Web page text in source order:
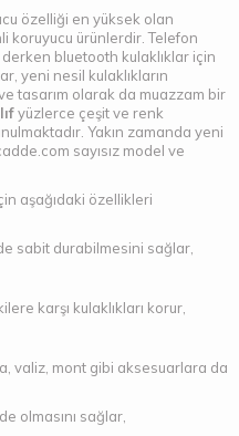
özelliği en yüksek olan
koruyucu ürünlerdir. Telefon
derken bluetooth kulaklıklar için
yeni nesil kulaklıkların
tasarım olarak da muazzam bir
yüzlerce çeşit ve renk
Yakın zamanda yeni
sayısız model ve
aşağıdaki özellikleri
sabit durabilmesini sağlar,
karşı kulaklıkları korur,
valiz, mont gibi aksesuarlara da
olmasını sağlar,